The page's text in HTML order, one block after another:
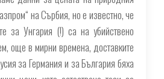
на Сърбия, но е известно, че
за Унгария (!) са на убийствено
още в мирни времена, доставките
за Германия и за България бяха